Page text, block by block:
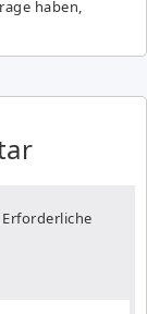
haben,
Erforderliche